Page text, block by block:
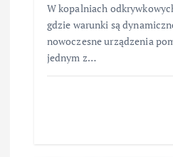
W kopalniach
gdzie warunki są
nowoczesne urządzenia
jednym z…